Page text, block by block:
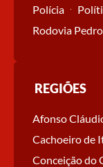
Polícia
Rodovia
REGIÕES
Afonso
Cachoeiro de
Conceição do